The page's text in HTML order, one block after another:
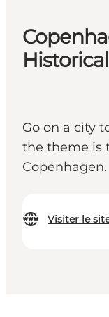
Go on a city
the theme is
Copenhagen.
Visiter le